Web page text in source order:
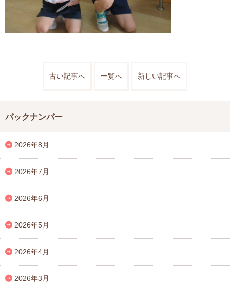
古い記事へ 一覧へ 新しい記事へ
バックナンバー
2026年8月
2026年7月
2026年6月
2026年5月
2026年4月
2026年3月